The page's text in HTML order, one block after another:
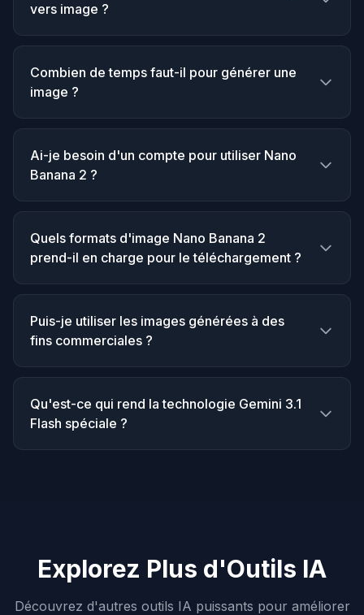
vers image ?
Combien de temps faut-il pour générer une
image ?
Ai-je besoin d'un compte pour utiliser Nano
Banana 2 ?
Quels formats d'image Nano Banana 2
prend-il en charge pour le téléchargement ?
Puis-je utiliser les images générées à des
fins commerciales ?
Qu'est-ce qui rend la technologie Gemini 3.1
Flash spéciale ?
Explorez Plus d'Outils IA
Découvrez d'autres outils IA puissants pour améliorer